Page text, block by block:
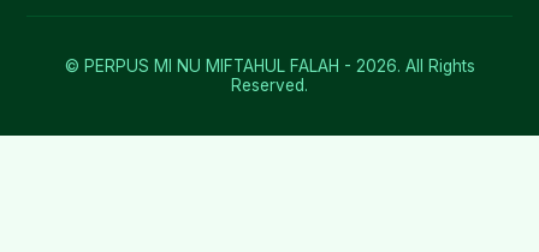
© PERPUS MI NU MIFTAHUL FALAH - 2026. All Rights
Reserved.